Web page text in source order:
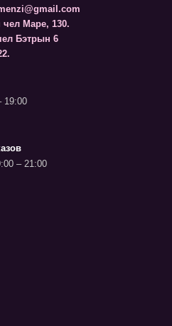
Маре, 130.
Бэтрын 6
19:00
– 21:00